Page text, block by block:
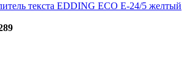
текста EDDING ECO E-24/5 желтый